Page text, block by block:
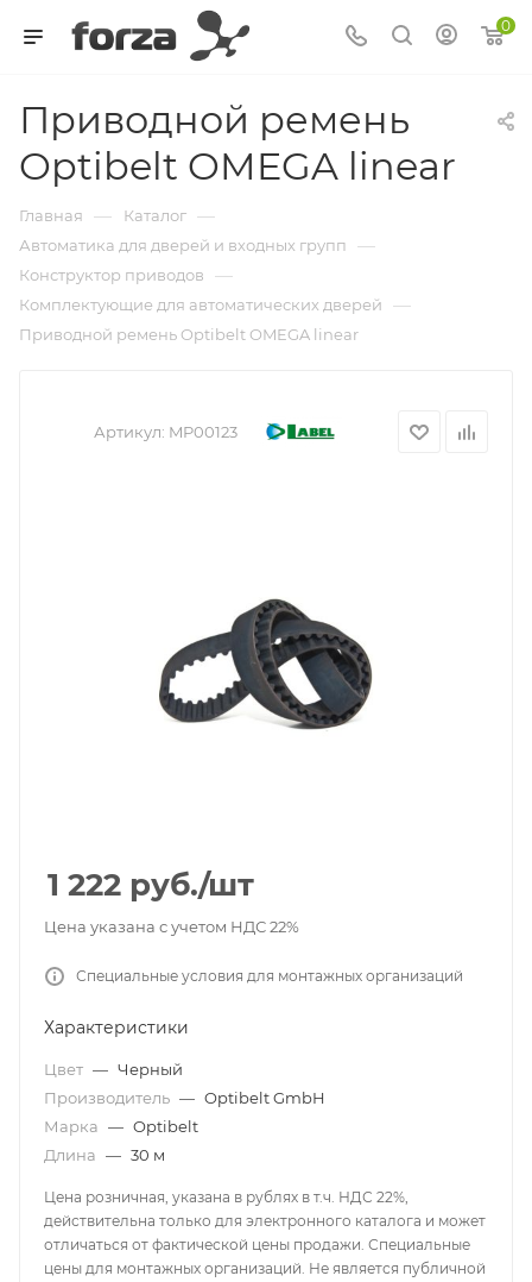
0
Приводной ремень
Optibelt OMEGA linear
Главная — Каталог —
Автоматика для дверей и входных групп —
Конструктор приводов —
Комплектующие для автоматических дверей —
Приводной ремень Optibelt OMEGA linear
Артикул: MP00123
1 222 руб./шт
Цена указана с учетом НДС 22%
Специальные условия для монтажных организаций
Характеристики
Цвет — Черный
Производитель — Optibelt GmbH
Марка — Optibelt
Длина — 30 м
Цена розничная, указана в рублях в т.ч. НДС 22%,
действительна только для электронного каталога и может
отличаться от фактической цены продажи. Специальные
цены для монтажных организаций. Не является публичной